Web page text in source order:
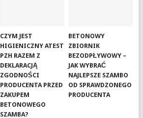
CZYM JEST
HIGIENICZNY ATEST
PZH RAZEM Z
DEKLARACJĄ
ZGODNOŚCI
PRODUCENTA PRZED
ZAKUPEM
BETONOWEGO
SZAMBA?
BETONOWY
ZBIORNIK
BEZODPŁYWOWY –
JAK WYBRAĆ
NAJLEPSZE SZAMBO
OD SPRAWDZONEGO
PRODUCENTA